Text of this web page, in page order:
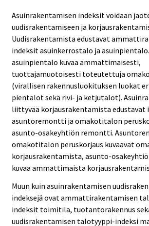
Asuinrakentamisen indeksit voidaan
uudisrakentamiseen ja
Uudisrakentamista edustavat
indeksit asuinkerrostalo ja
asuinpientalo kuvaa ammattimaisesti,
tuottajamuotoisesti toteutettuja
(virallisen rakennusluokituksen luokat
pientalot sekä rivi- ja ketjutalot).
liittyvää korjausrakentamista edustavat
asuntoremontti ja omakotitalon
asunto-osakeyhtiön remontti.
omakotitalon peruskorjaus kuvaavat
korjausrakentamista, asunto-
kuvaa ammattimaista
Muun kuin asuinrakentamisen
indeksejä ovat ammattirakentamisen
indeksit toimitila, tuotantorakennus
uudisrakentamisen talotyyppi-indeksi